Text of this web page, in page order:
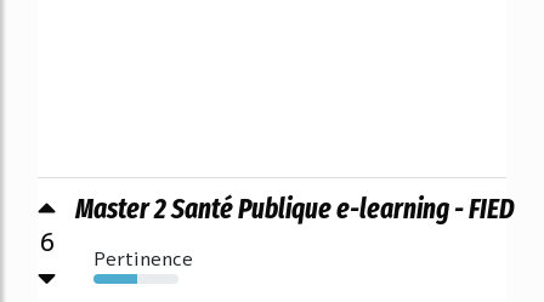
6
Master 2 Santé Publique e-learning - FIED
Pertinence
51%